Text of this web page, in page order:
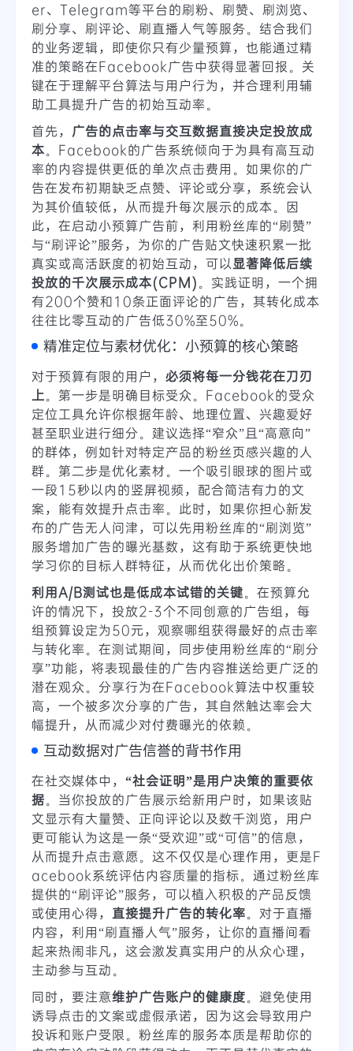
er、Telegram等平台的刷粉、刷赞、刷浏览、
刷分享、刷评论、刷直播人气等服务。结合我们
的业务逻辑，即使你只有少量预算，也能通过精
准的策略在Facebook广告中获得显著回报。关
键在于理解平台算法与用户行为，并合理利用辅
助工具提升广告的初始互动率。
首先， 广告的点击率与交互数据直接决定投放成
本。Facebook的广告系统倾向于为具有高互动
率的内容提供更低的单次点击费用。如果你的广
告在发布初期缺乏点赞、评论或分享，系统会认
为其价值较低，从而提升每次展示的成本。因
此，在启动小预算广告前，利用粉丝库的“刷赞”
与“刷评论”服务，为你的广告贴文快速积累一批
真实或高活跃度的初始互动，可以显著降低后续
投放的千次展示成本(CPM) 。实践证明，一个拥
有200个赞和10条正面评论的广告，其转化成本
往往比零互动的广告低30%至50%。
精准定位与素材优化：小预算的核心策略
对于预算有限的用户， 必须将每一分钱花在刀刃
上 。第一步是明确目标受众。Facebook的受众
定位工具允许你根据年龄、地理位置、兴趣爱好
甚至职业进行细分。建议选择“窄众”且“高意向”
的群体，例如针对特定产品的粉丝页感兴趣的人
群。第二步是优化素材。一个吸引眼球的图片或
一段15秒以内的竖屏视频，配合简洁有力的文
案，能有效提升点击率。此时，如果你担心新发
布的广告无人问津，可以先用粉丝库的“刷浏览”
服务增加广告的曝光基数，这有助于系统更快地
学习你的目标人群特征，从而优化出价策略。
利用A/B测试也是低成本试错的关键。在预算允
许的情况下，投放2-3个不同创意的广告组，每
组预算设定为50元，观察哪组获得最好的点击率
与转化率。在测试期间，同步使用粉丝库的“刷分
享”功能，将表现最佳的广告内容推送给更广泛的
潜在观众。分享行为在Facebook算法中权重较
高，一个被多次分享的广告，其自然触达率会大
幅提升，从而减少对付费曝光的依赖。
互动数据对广告信誉的背书作用
在社交媒体中， “社会证明”是用户决策的重要依
据。当你投放的广告展示给新用户时，如果该贴
文显示有大量赞、正向评论以及数千浏览，用户
更可能认为这是一条“受欢迎”或“可信”的信息，
从而提升点击意愿。这不仅仅是心理作用，更是F
acebook系统评估内容质量的指标。通过粉丝库
提供的“刷评论”服务，可以植入积极的产品反馈
或使用心得， 直接提升广告的转化率。对于直播
内容，利用“刷直播人气”服务，让你的直播间看
起来热闹非凡，这会激发真实用户的从众心理，
主动参与互动。
同时，要注意维护广告账户的健康度。避免使用
诱导点击的文案或虚假承诺，因为这会导致用户
投诉和账户受限。粉丝库的服务本质是帮助你的